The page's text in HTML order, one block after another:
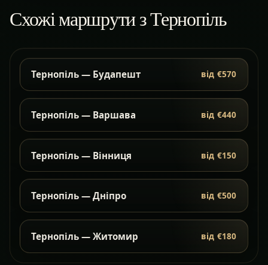
Схожі маршрути з Тернопіль
Тернопіль — Будапешт від €570
Тернопіль — Варшава від €440
Тернопіль — Вінниця від €150
Тернопіль — Дніпро від €500
Тернопіль — Житомир від €180